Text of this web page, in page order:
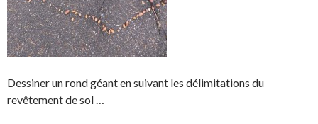
Dessiner un rond géant en suivant les délimitations du
revêtement de sol …